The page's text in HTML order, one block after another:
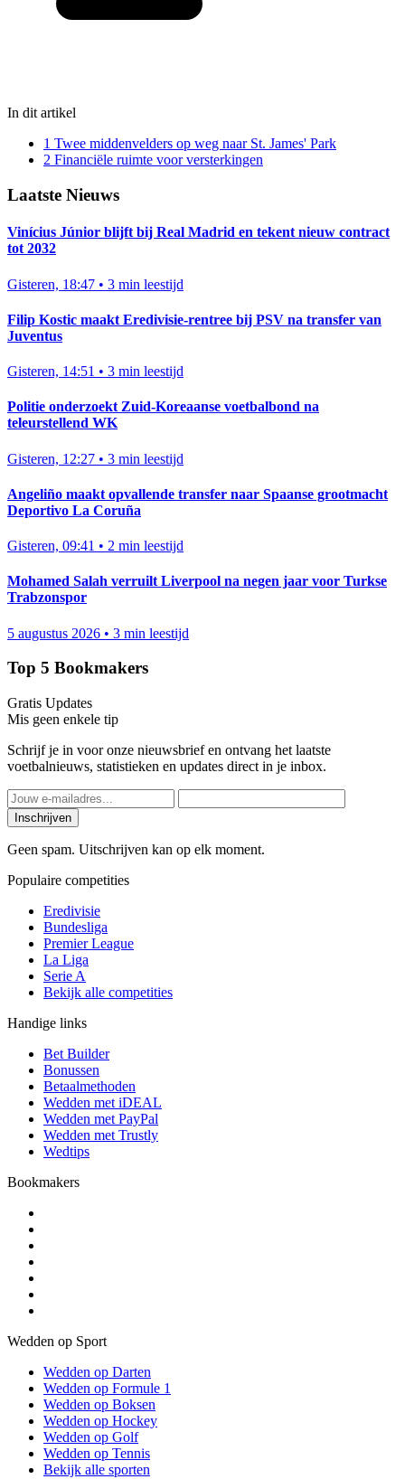
In dit artikel
1 Twee middenvelders op weg naar St. James' Park
2 Financiële ruimte voor versterkingen
Laatste Nieuws
Vinícius Júnior blijft bij Real Madrid en tekent nieuw contract
tot 2032
Gisteren, 18:47 • 3 min leestijd
Filip Kostic maakt Eredivisie-rentree bij PSV na transfer van
Juventus
Gisteren, 14:51 • 3 min leestijd
Politie onderzoekt Zuid-Koreaanse voetbalbond na
teleurstellend WK
Gisteren, 12:27 • 3 min leestijd
Angeliño maakt opvallende transfer naar Spaanse grootmacht
Deportivo La Coruña
Gisteren, 09:41 • 2 min leestijd
Mohamed Salah verruilt Liverpool na negen jaar voor Turkse
Trabzonspor
5 augustus 2026 • 3 min leestijd
Top 5 Bookmakers
Gratis Updates
Mis geen enkele tip
Schrijf je in voor onze nieuwsbrief en ontvang het laatste
voetbalnieuws, statistieken en updates direct in je inbox.
Inschrijven
Geen spam. Uitschrijven kan op elk moment.
Populaire competities
Eredivisie
Bundesliga
Premier League
La Liga
Serie A
Bekijk alle competities
Handige links
Bet Builder
Bonussen
Betaalmethoden
Wedden met iDEAL
Wedden met PayPal
Wedden met Trustly
Wedtips
Bookmakers
Wedden op Sport
Wedden op Darten
Wedden op Formule 1
Wedden op Boksen
Wedden op Hockey
Wedden op Golf
Wedden op Tennis
Bekijk alle sporten